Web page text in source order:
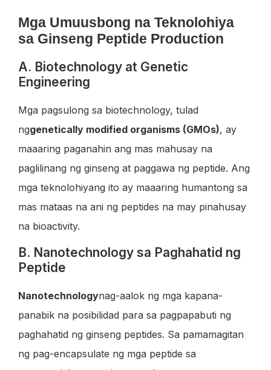
Mga Umuusbong na Teknolohiya
sa Ginseng Peptide Production
A. Biotechnology at Genetic
Engineering
Mga pagsulong sa biotechnology, tulad
nggenetically modified organisms (GMOs), ay
maaaring paganahin ang mas mahusay na
paglilinang ng ginseng at paggawa ng peptide. Ang
mga teknolohiyang ito ay maaaring humantong sa
mas mataas na ani ng peptides na may pinahusay
na bioactivity.
B. Nanotechnology sa Paghahatid ng
Peptide
Nanotechnologynag-aalok ng mga kapana-
panabik na posibilidad para sa pagpapabuti ng
paghahatid ng ginseng peptides. Sa pamamagitan
ng pag-encapsulate ng mga peptide sa